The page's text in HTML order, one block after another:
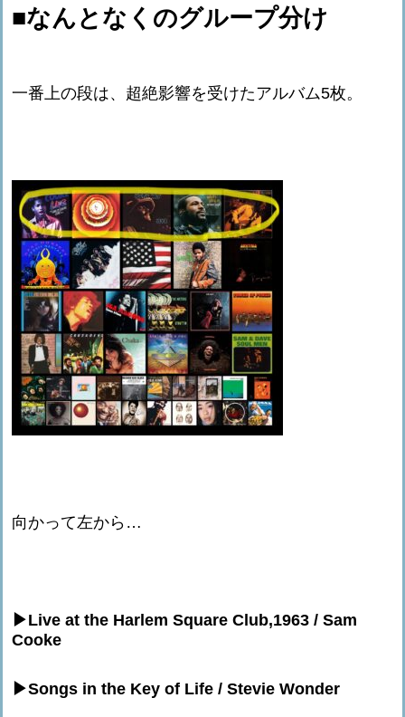
■なんとなくのグループ分け
一番上の段は、超絶影響を受けたアルバム5枚。
向かって左から…
▶︎Live at the Harlem Square Club,1963 / Sam
Cooke
▶︎Songs in the Key of Life / Stevie Wonder